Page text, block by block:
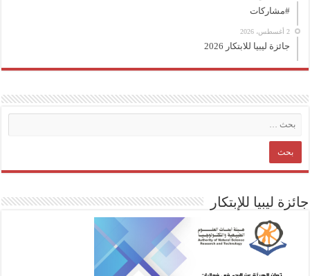
#مشاركات
2 أغسطس، 2026
جائزة ليبيا للابتكار 2026
جائزة ليبيا للإبتكار